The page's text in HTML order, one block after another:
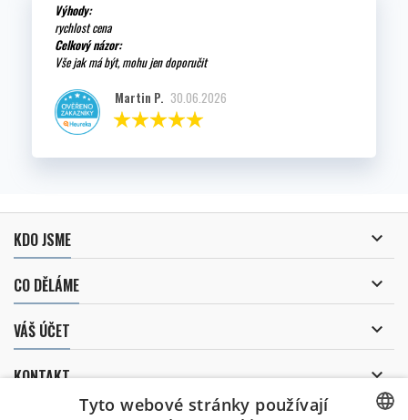
Výhody:
rychlost cena
Celkový názor:
Vše jak má být, mohu jen doporučit
Martin P. 30.06.2026
KDO JSME 
CO DĚLÁME 
VÁŠ ÚČET 
KONTAKT 
Tyto webové stránky používají